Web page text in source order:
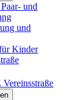
und
und
Kinder